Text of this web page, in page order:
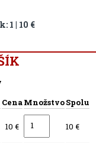
1 | 10 €
CenaMnožstvoSpolu
10 € 10 €